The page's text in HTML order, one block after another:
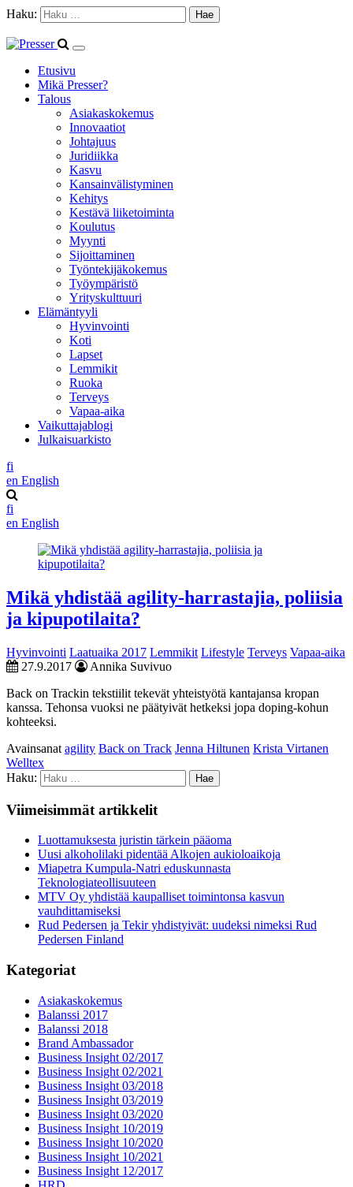
Haku:
Etusivu
Mikä Presser?
Talous
Asiakaskokemus
Innovaatiot
Johtajuus
Juridiikka
Kasvu
Kansainvälistyminen
Kehitys
Kestävä liiketoiminta
Koulutus
Myynti
Sijoittaminen
Työntekijäkokemus
Työympäristö
Yrityskulttuuri
Elämäntyyli
Hyvinvointi
Koti
Lapset
Lemmikit
Ruoka
Terveys
Vapaa-aika
Vaikuttajablogi
Julkaisuarkisto
fi
en English
fi
en English
Mikä yhdistää agility-harrastajia, poliisia
ja kipupotilaita?
Hyvinvointi Laatuaika 2017 Lemmikit Lifestyle Terveys Vapaa-aika
27.9.2017
Annika Suvivuo
Back on Trackin tekstiilit tekevät yhteistyötä kantajansa kropan
kanssa. Tehonsa vuoksi ne päätyivät hetkeksi jopa doping-kohun
kohteeksi.
Avainsanat agility Back on Track Jenna Hiltunen Krista Virtanen
Welltex
Haku:
Viimeisimmät artikkelit
Luottamuksesta juristin tärkein pääoma
Uusi alkoholilaki pidentää Alkojen aukioloaikoja
Miapetra Kumpula-Natri eduskunnasta
Teknologiateollisuuteen
MTV Oy yhdistää kaupalliset toimintonsa kasvun
vauhdittamiseksi
Rud Pedersen ja Tekir yhdistyivät: uudeksi nimeksi Rud
Pedersen Finland
Kategoriat
Asiakaskokemus
Balanssi 2017
Balanssi 2018
Brand Ambassador
Business Insight 02/2017
Business Insight 02/2021
Business Insight 03/2018
Business Insight 03/2019
Business Insight 03/2020
Business Insight 10/2019
Business Insight 10/2020
Business Insight 10/2021
Business Insight 12/2017